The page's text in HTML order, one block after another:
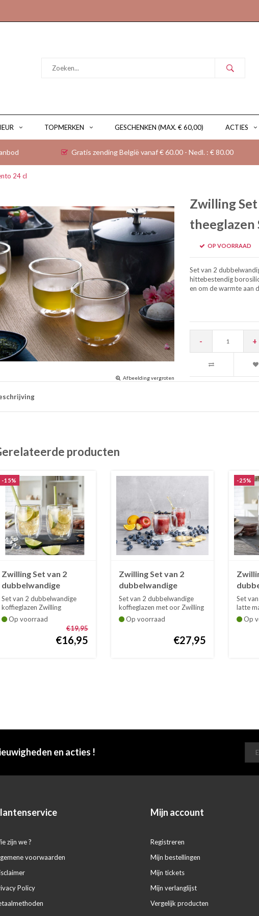
TOPMERKEN GESCHENKEN (MAX. € 60,00) ACTIES
Gratis zending België vanaf € 60.00 - Nedl. : € 80.00
24 cl
Afbeelding vergroten
Zwilling
theeglazen
OP VOORRAAD
Set van 2
hittebestendig
en om de warmte aan
- +
producten
-15%
Zwilling Set van 2
dubbelwandige
koffieglazen Sorrento
20 cl
Set van 2 dubbelwandige
koffieglazen Zwilling
Sorrento 20 cl...
Op voorraad
€19,95
€16,95
Zwilling Set van 2
dubbelwandige
koffieglazen met oor
Sorrento 35 cl
Set van 2 dubbelwandige
koffieglazen met oor Zwilling
Sorren...
Op voorraad
€27,95
-25%
Set
latte
Zwilling
Op
en acties !
zijn we ?
voorwaarden
Policy
Mijn account
Registreren
Mijn bestellingen
Mijn tickets
Mijn verlanglijst
Vergelijk producten